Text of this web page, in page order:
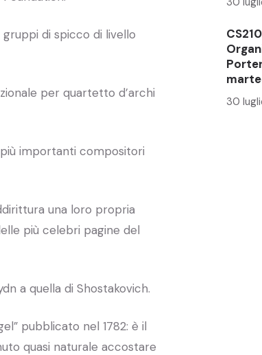
di spicco di livello
per quartetto d’archi
importanti compositori
una loro propria
più celebri pagine del
a quella di Shostakovich.
pubblicato nel 1782: è il
quasi naturale accostare
30